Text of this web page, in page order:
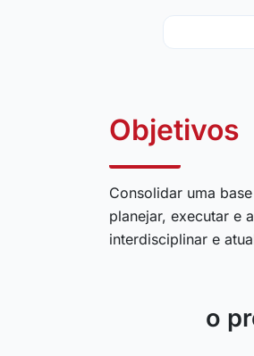
Objetivos
Consolidar uma
planejar, executar e
interdisciplinar e
o